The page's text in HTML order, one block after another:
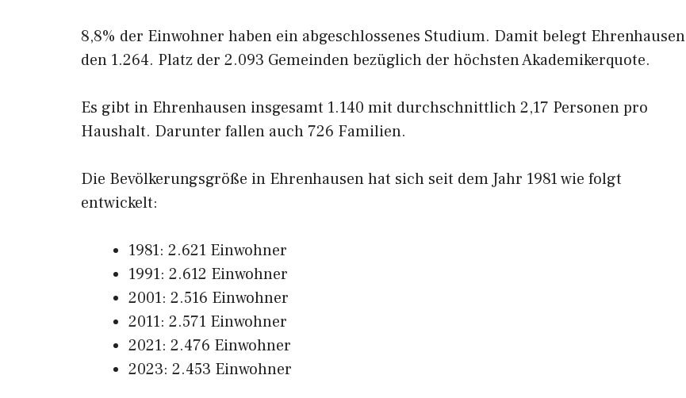
8,8% der Einwohner haben ein abgeschlossenes Studium. Damit belegt Ehrenhausen
den 1.264. Platz der 2.093 Gemeinden bezüglich der höchsten Akademikerquote.
Es gibt in Ehrenhausen insgesamt 1.140 mit durchschnittlich 2,17 Personen pro
Haushalt. Darunter fallen auch 726 Familien.
Die Bevölkerungsgröße in Ehrenhausen hat sich seit dem Jahr 1981 wie folgt
entwickelt:
1981: 2.621 Einwohner
1991: 2.612 Einwohner
2001: 2.516 Einwohner
2011: 2.571 Einwohner
2021: 2.476 Einwohner
2023: 2.453 Einwohner